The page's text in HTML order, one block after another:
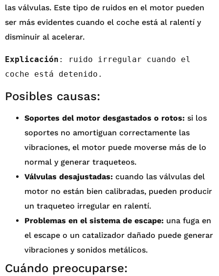
las válvulas. Este tipo de ruidos en el motor pueden
ser más evidentes cuando el coche está al ralentí y
disminuir al acelerar.
Explicación : ruido irregular cuando el
coche está detenido.
Posibles causas:
Soportes del motor desgastados o rotos: si los
soportes no amortiguan correctamente las
vibraciones, el motor puede moverse más de lo
normal y generar traqueteos.
Válvulas desajustadas: cuando las válvulas del
motor no están bien calibradas, pueden producir
un traqueteo irregular en ralentí.
Problemas en el sistema de escape: una fuga en
el escape o un catalizador dañado puede generar
vibraciones y sonidos metálicos.
Cuándo preocuparse: